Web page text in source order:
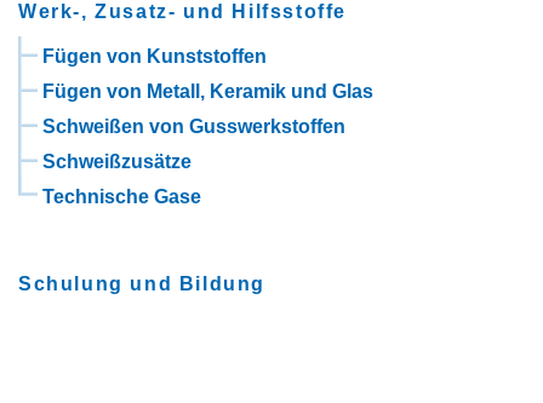
Werk-, Zusatz- und Hilfsstoffe
Fügen von Kunststoffen
Fügen von Metall, Keramik und Glas
Schweißen von Gusswerkstoffen
Schweißzusätze
Technische Gase
Schulung und Bildung